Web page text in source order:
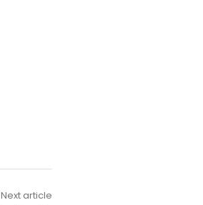
Next article